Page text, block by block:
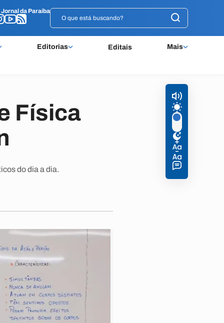
Jornal da Paraíba
Editorias Editais Mais
Jornal da Paraíba
Física
do dia a dia.